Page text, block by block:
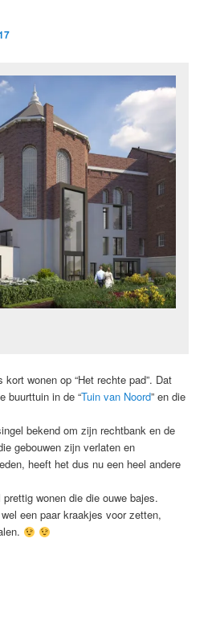
wonen op “Het rechte pad”. Dat
buurttuin in de “Tuin van Noord” en die
bekend om zijn rechtbank en de
gebouwen zijn verlaten en
heeft het dus nu een heel andere
wonen die die ouwe bajes.
een paar kraakjes voor zetten,